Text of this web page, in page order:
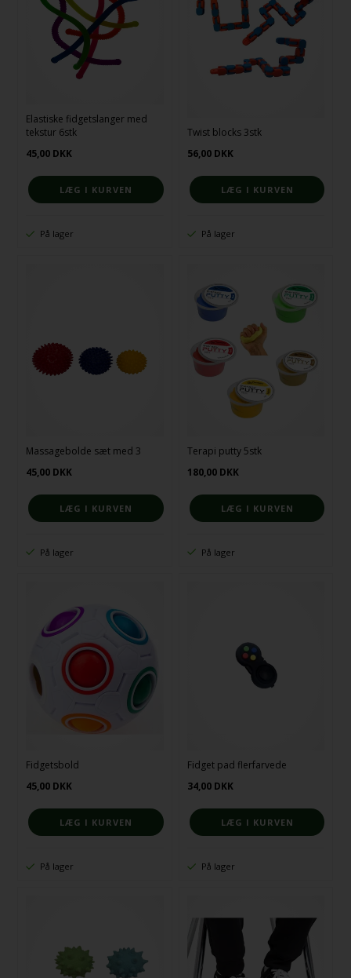
Elastiske fidgetslanger med
tekstur 6stk
45,00 DKK
På lager
Twist blocks 3stk
56,00 DKK
På lager
Massagebolde sæt med 3
45,00 DKK
På lager
Terapi putty 5stk
180,00 DKK
På lager
Fidgetsbold
45,00 DKK
På lager
Fidget pad flerfarvede
34,00 DKK
På lager